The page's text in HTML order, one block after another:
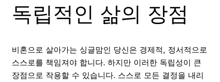
독립적인 삶의 장점
비혼으로 살아가는 싱글맘인 당신은 경제적, 정서적으로
스스로를 책임져야 합니다. 하지만 이러한 독립성이 큰
장점으로 작용할 수 있습니다. 스스로 모든 결정을 내리